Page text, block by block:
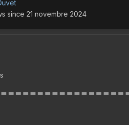
since 21 novembre 2024